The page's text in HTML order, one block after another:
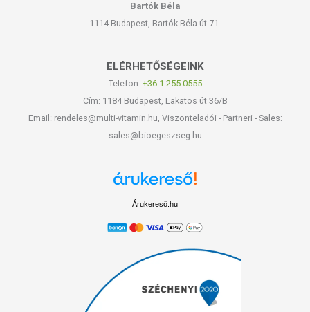
Bartók Béla
1114 Budapest, Bartók Béla út 71.
ELÉRHETŐSÉGEINK
Telefon: +36-1-255-0555
Cím: 1184 Budapest, Lakatos út 36/B
Email: rendeles@multi-vitamin.hu, Viszonteladói - Partneri - Sales:
sales@bioegeszseg.hu
Árukereső.hu